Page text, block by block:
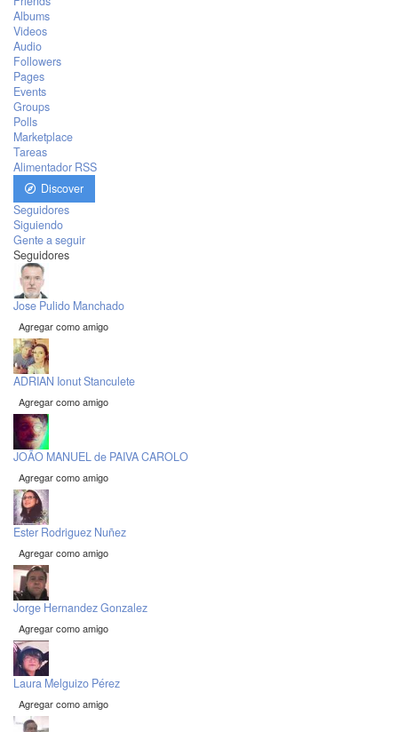
Albums
Videos
Audio
Followers
Pages
Events
Groups
Polls
Marketplace
Tareas
Alimentador RSS
Discover
Seguidores
Siguiendo
Gente a seguir
Seguidores
Jose Pulido Manchado
Agregar como amigo
ADRIAN Ionut Stanculete
Agregar como amigo
JOÃO MANUEL de PAIVA CAROLO
Agregar como amigo
Ester Rodriguez Nuñez
Agregar como amigo
Jorge Hernandez Gonzalez
Agregar como amigo
Laura Melguizo Pérez
Agregar como amigo